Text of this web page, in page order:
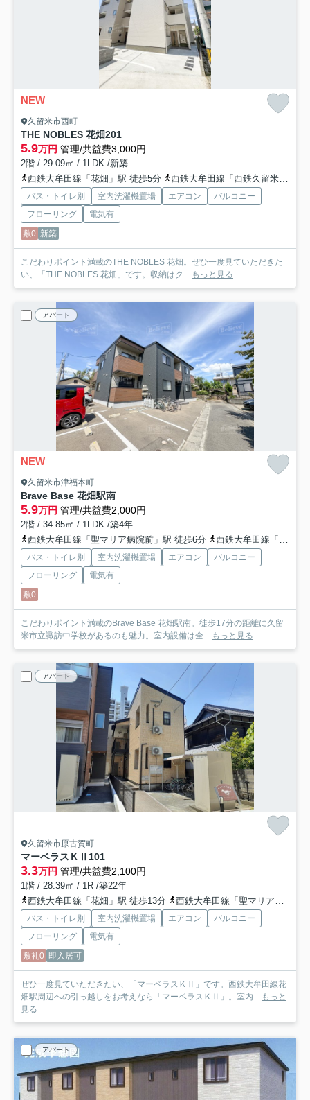
NEW
久留米市西町
THE NOBLES 花畑201
5.9万円 管理/共益費3,000円
2階 / 29.09㎡ / 1LDK /新築
西鉄大牟田線「花畑」駅 徒歩5分
西鉄大牟田線「西鉄久留米」駅 徒歩10分
バス・トイレ別 室内洗濯機置場 エアコン
バルコニー
フローリング
電気有
敷0 新築
こだわりポイント満載のTHE NOBLES 花畑。ぜひ一度見ていただきた
い、「THE NOBLES 花畑」です。収納はク... もっと見る
アパート
NEW
久留米市津福本町
Brave Base 花畑駅南
5.9万円 管理/共益費2,000円
2階 / 34.85㎡ / 1LDK /築4年
西鉄大牟田線「聖マリア病院前」駅 徒歩6分
西鉄大牟田線「花畑」駅 徒歩10分
バス・トイレ別 室内洗濯機置場 エアコン
バルコニー
フローリング
電気有
敷0
こだわりポイント満載のBrave Base 花畑駅南。徒歩17分の距離に久留
米市立諏訪中学校があるのも魅力。室内設備は全... もっと見る
アパート
久留米市原古賀町
マーベラスＫⅡ 101
3.3万円 管理/共益費2,100円
1階 / 28.39㎡ / 1R /築22年
西鉄大牟田線「花畑」駅 徒歩13分
西鉄大牟田線「聖マリア病院前」駅 徒歩15分
バス・トイレ別 室内洗濯機置場 エアコン
バルコニー
フローリング
電気有
敷礼0 即入居可
ぜひ一度見ていただきたい、「マーベラスＫⅡ」です。西鉄大牟田線花
畑駅周辺への引っ越しをお考えなら「マーベラスＫⅡ」。室内... もっと
見る
アパート